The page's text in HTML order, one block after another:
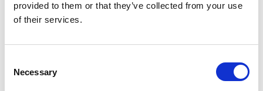
provided to them or that they’ve collected from your use
of their services.
Selection
Necessary